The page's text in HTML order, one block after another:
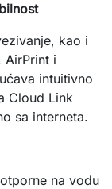
kao i
AirPrint i
intuitivno
Cloud Link
sa interneta.
na vodu